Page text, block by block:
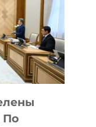
По